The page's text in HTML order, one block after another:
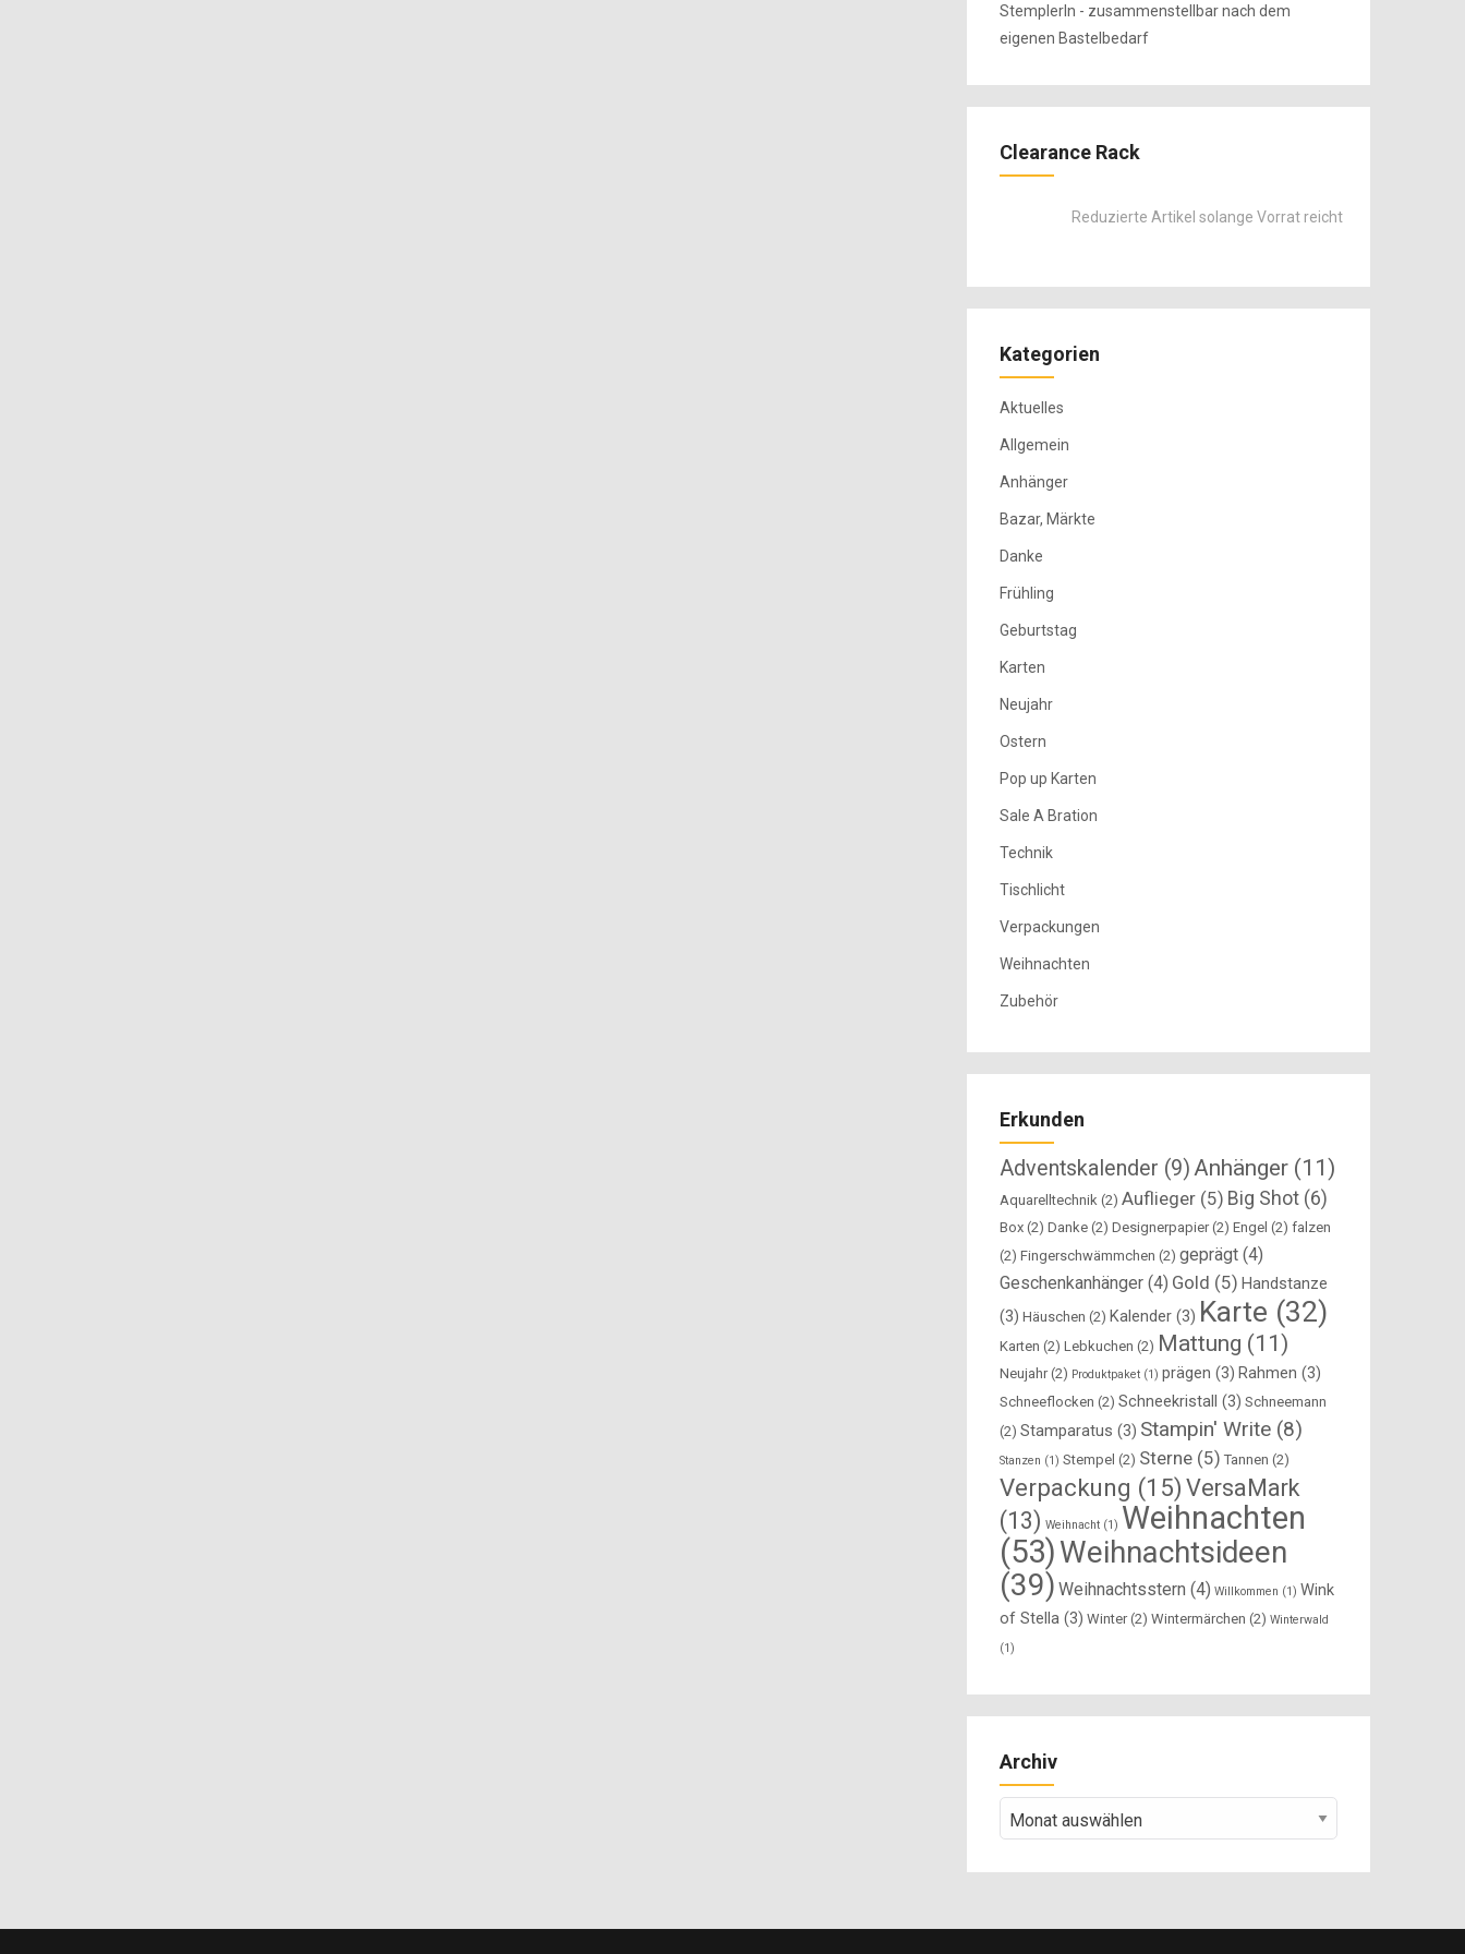
Clearance Rack
Reduzierte Artikel solange Vorrat reicht
Kategorien
Aktuelles
Allgemein
Anhänger
Bazar, Märkte
Danke
Frühling
Geburtstag
Karten
Neujahr
Ostern
Pop up Karten
Sale A Bration
Technik
Tischlicht
Verpackungen
Weihnachten
Zubehör
Erkunden
Adventskalender (9)Anhänger (11)
Aquarelltechnik (2) Auflieger (5) Big Shot (6)
Box (2) Danke (2) Designerpapier(2) Engel (2) falzen
(2) Fingerschwämmchen (2) geprägt (4)
Geschenkanhänger (4) Gold (5) Handstanze
(3) Häuschen (2) Kalender (3) Karte (32)
Karten (2) Lebkuchen (2) Mattung (11)
Neujahr(2) Produktpaket (1) prägen (3) Rahmen (3)
Schneeflocken (2) Schneekristall (3) Schneemann
(2) Stamparatus (3) Stampin' Write (8)
Stanzen (1) Stempel (2) Sterne (5) Tannen (2)
Verpackung (15) VersaMark
(13) Weihnacht (1) Weihnachten
(53)Weihnachtsideen
(39) Weihnachtsstern (4) Willkommen (1) Wink
of Stella (3) Winter(2) Wintermärchen (2) Winterwald
(1)
Archiv
Archiv